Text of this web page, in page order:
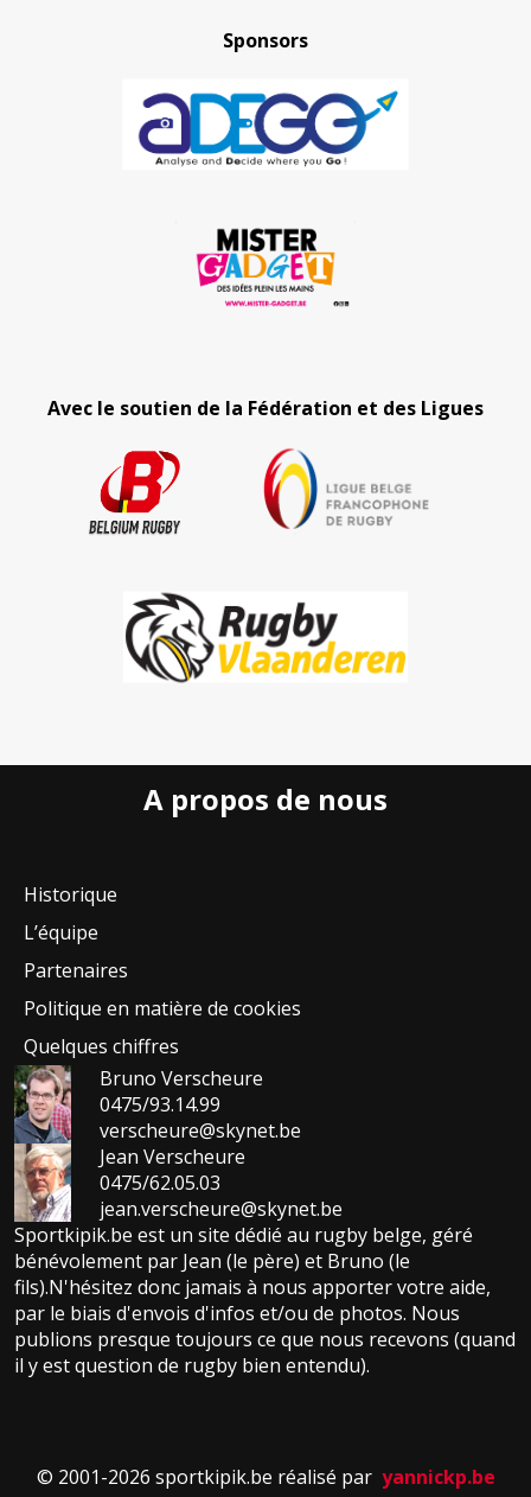
Sponsors
Avec le soutien de la Fédération et des Ligues
A propos de nous
Historique
L’équipe
Partenaires
Politique en matière de cookies
Quelques chiffres
Bruno Verscheure
0475/93.14.99
verscheure@skynet.be
Jean Verscheure
0475/62.05.03
jean.verscheure@skynet.be
Sportkipik.be est un site dédié au rugby belge, géré
bénévolement par Jean (le père) et Bruno (le
fils).N'hésitez donc jamais à nous apporter votre aide,
par le biais d'envois d'infos et/ou de photos. Nous
publions presque toujours ce que nous recevons (quand
il y est question de rugby bien entendu).
© 2001-2026 sportkipik.be réalisé par yannickp.be